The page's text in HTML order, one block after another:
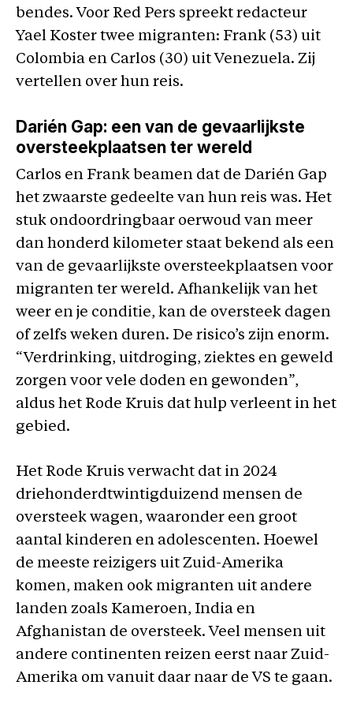
bendes. Voor Red Pers spreekt redacteur
Yael Koster twee migranten: Frank (53) uit
Colombia en Carlos (30) uit Venezuela. Zij
vertellen over hun reis.
Darién Gap: een van de gevaarlijkste
oversteekplaatsen ter wereld
Carlos en Frank beamen dat de Darién Gap
het zwaarste gedeelte van hun reis was. Het
stuk ondoordringbaar oerwoud van meer
dan honderd kilometer staat bekend als een
van de gevaarlijkste oversteekplaatsen voor
migranten ter wereld. Afhankelijk van het
weer en je conditie, kan de oversteek dagen
of zelfs weken duren. De risico’s zijn enorm.
“Verdrinking, uitdroging, ziektes en geweld
zorgen voor vele doden en gewonden”,
aldus het Rode Kruis dat hulp verleent in het
gebied.
Het Rode Kruis verwacht dat in 2024
driehonderdtwintigduizend mensen de
oversteek wagen, waaronder een groot
aantal kinderen en adolescenten. Hoewel
de meeste reizigers uit Zuid-Amerika
komen, maken ook migranten uit andere
landen zoals Kameroen, India en
Afghanistan de oversteek. Veel mensen uit
andere continenten reizen eerst naar Zuid-
Amerika om vanuit daar naar de VS te gaan.